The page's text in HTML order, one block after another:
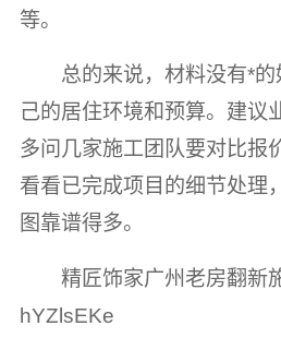
等。
总的来说，材料没有*
己的居住环境和预算。建议
多问几家施工团队要对比报
看看已完成项目的细节处理
图靠谱得多。
精匠饰家广州老房翻新
hYZlsEKe